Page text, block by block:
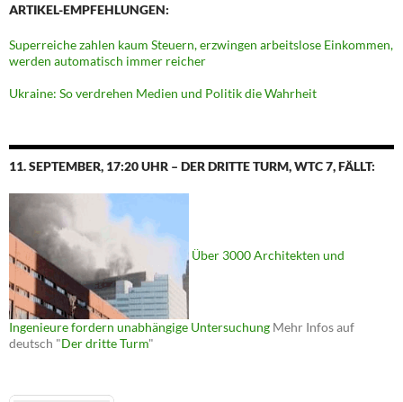
ARTIKEL-EMPFEHLUNGEN:
Superreiche zahlen kaum Steuern, erzwingen arbeitslose Einkommen,
werden automatisch immer reicher
Ukraine: So verdrehen Medien und Politik die Wahrheit
11. SEPTEMBER, 17:20 UHR – DER DRITTE TURM, WTC 7, FÄLLT:
Über 3000 Architekten und
Ingenieure fordern unabhängige Untersuchung Mehr Infos auf
deutsch "Der dritte Turm"